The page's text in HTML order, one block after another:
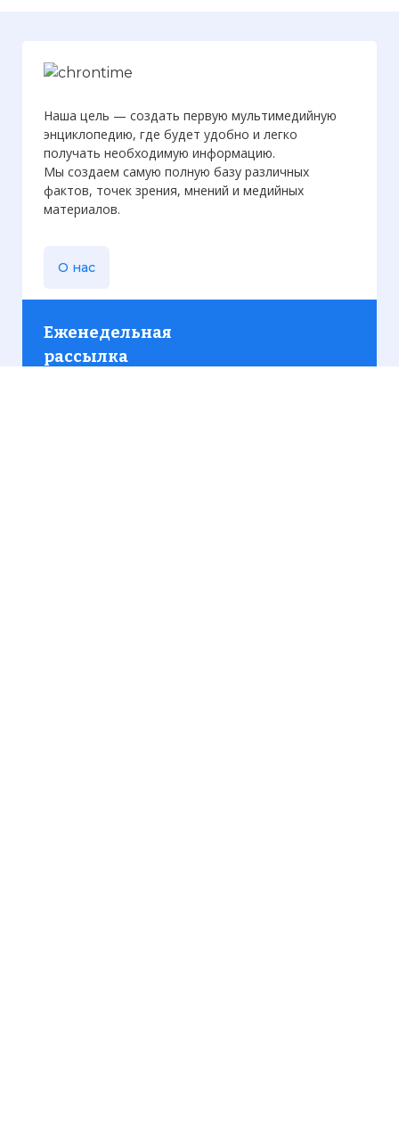
Наша цель — создать первую мультимедийную
энциклопедию, где будет удобно и легко
получать необходимую информацию.
Мы создаем самую полную базу различных
фактов, точек зрения, мнений и медийных
материалов.
О нас
Еженедельная
рассылка